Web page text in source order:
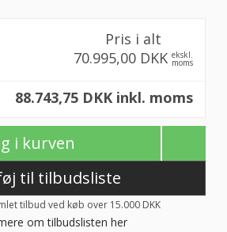
Pris i alt
70.995,00 DKK ekskl.
moms
88.743,75 DKK inkl. moms
i kurven
til tilbudsliste
tilbud ved køb over 15.000 DKK
om tilbudslisten her